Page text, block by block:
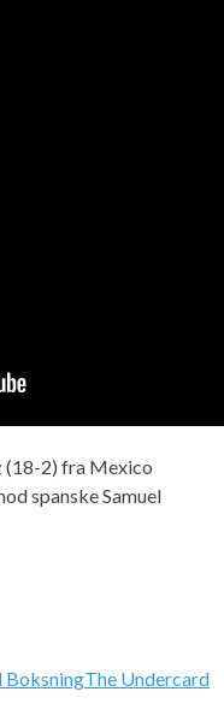
(18-2) fra Mexico
spanske Samuel
BoksningThe Undercard